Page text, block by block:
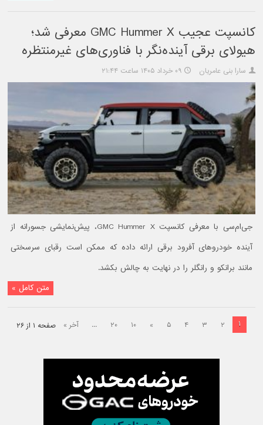
کانسپت عجیب GMC Hummer X معرفی شد؛
هیولای برقی آینده‌نگر با فناوری‌های غیرمنتظره
سارا بنی عامریان ۰۹ خرداد ۱۴۰۵ ساعت ۲۱:۴۴
جی‌ام‌سی با معرفی کانسپت GMC Hummer X، پیش‌نمایشی جسورانه از
آینده خودروهای آفرود برقی ارائه داده که ممکن است رقبای سرسختی
مانند برانکو و رانگلر را در نهایت به چالش بکشد.
متن کامل »
صفحه ۱ از ۲۶ ۱ ۲ ۳ ۴ ۵ » ۱۰ ۲۰ ... آخر »